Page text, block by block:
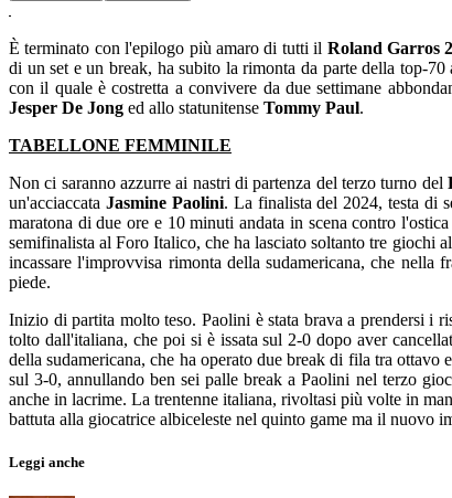
È terminato con l'epilogo più amaro di tutti il Roland Garros
di un set e un break, ha subito la rimonta da parte della top-70
con il quale è costretta a convivere da due settimane
Jesper De Jong ed allo statunitense Tommy Paul.
TABELLONE FEMMINILE
Non ci saranno azzurre ai nastri di partenza del terzo turno del
un'acciaccata Jasmine Paolini. La finalista del 2024, testa di
maratona di due ore e 10 minuti andata in scena contro
semifinalista al Foro Italico, che ha lasciato soltanto tre giochi
incassare l'improvvisa rimonta della sudamericana, che nella
piede.
Inizio di partita molto teso. Paolini è stata brava a prendersi i
tolto dall'italiana, che poi si è issata sul 2-0 dopo aver
della sudamericana, che ha operato due break di fila tra
sul 3-0, annullando ben sei palle break a Paolini nel terzo
anche in lacrime. La trentenne italiana, rivoltasi più volte in
battuta alla giocatrice albiceleste nel quinto game ma il nuovo
Leggi anche